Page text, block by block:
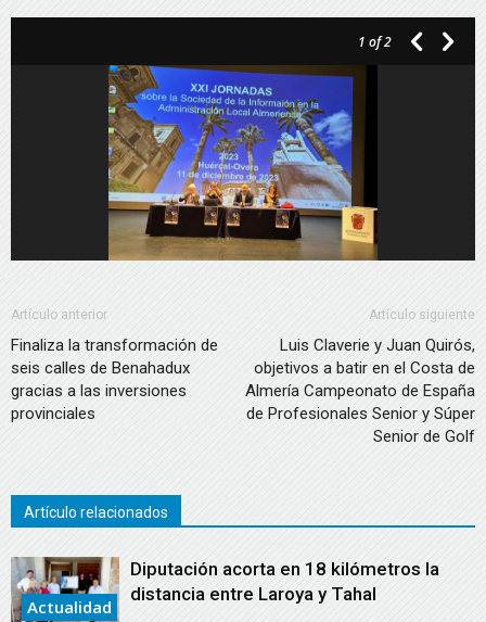
1 of 2
Artículo anterior
Finaliza la transformación de
seis calles de Benahadux
gracias a las inversiones
provinciales
Artículo siguiente
Luis Claverie y Juan Quirós,
objetivos a batir en el Costa de
Almería Campeonato de España
de Profesionales Senior y Súper
Senior de Golf
Artículo relacionados
Actualidad
Diputación acorta en 18 kilómetros la
distancia entre Laroya y Tahal